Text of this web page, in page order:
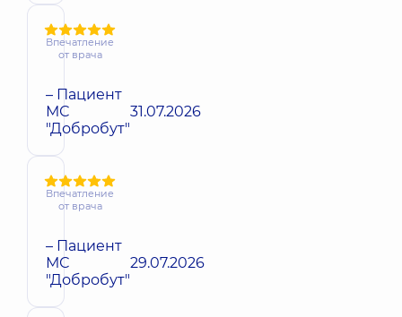
Впечатление
от врача
– Пациент
МС
"Добробут"
31.07.2026
Впечатление
от врача
– Пациент
МС
"Добробут"
29.07.2026